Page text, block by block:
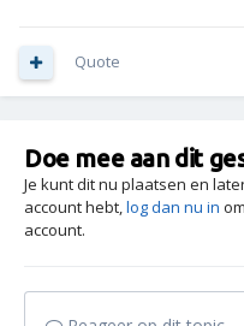
Quote
Doe mee aan dit
Je kunt dit nu plaatsen en
account hebt,log dan nu in
account.